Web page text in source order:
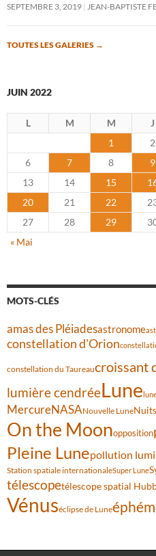
SEPTEMBRE 3, 2019
JEAN-BAPTISTE
TOUTES LES GALERIES →
JUIN 2022
L M M J
1
2
6
7 8 9
13
14 15
20
21 22
27
28 29
« Mai
MOTS-CLÉS
amas des Pléiadesastronome
constellation d'Orion
constellation du Taureaucroissant
lumière cendréeLune
MercureNASANouvelle Lune
On the Moonopposition
Pleine Lunepollution
Station spatiale internationaleSuper Lune
télescopetélescope spatial
Vénuséclipse de Lune